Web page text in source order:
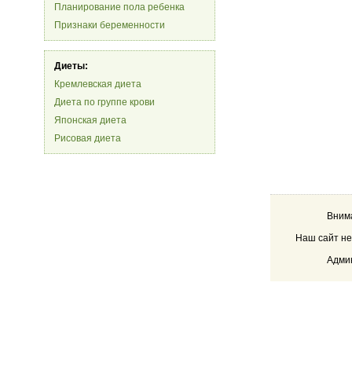
Планирование пола ребенка
Признаки беременности
Диеты:
Кремлевская диета
Диета по группе крови
Японская диета
Рисовая диета
Наш сайт